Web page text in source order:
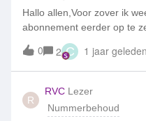
Hallo allen,Voor zover ik
abonnement eerder op te
uit 2022 (ik maak deze
Als ik bij een andere
mijn telefoonnummer
voor early termination? Of
abonnementen naast
abonnement opgezegd
0 2 C 1 jaar geleden
R
RVC Lezer
Nummerbehoud